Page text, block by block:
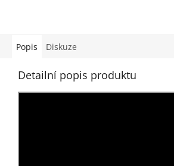
Popis Diskuze
Detailní popis produktu